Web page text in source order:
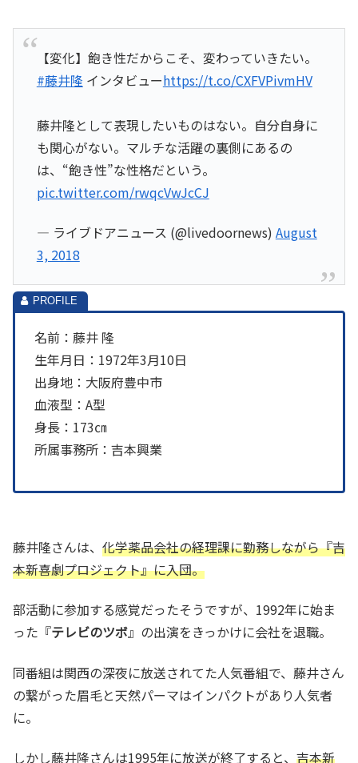
【変化】飽き性だからこそ、変わっていきたい。
#藤井隆 インタビューhttps://t.co/CXFVPivmHV
藤井隆として表現したいものはない。自分自身に
も関心がない。マルチな活躍の裏側にあるの
は、“飽き性”な性格だという。
pic.twitter.com/rwqcVwJcCJ
— ライブドアニュース (@livedoornews) August
3, 2018
名前：藤井 隆
生年月日：1972年3月10日
出身地：大阪府豊中市
血液型：A型
身長：173㎝
所属事務所：吉本興業
藤井隆さんは、 化学薬品会社の経理課に勤務しながら『吉
本新喜劇プロジェクト』に入団。
部活動に参加する感覚だったそうですが、1992年に始ま
った『テレビのツボ』の出演をきっかけに会社を退職。
同番組は関西の深夜に放送されてた人気番組で、藤井さん
の繋がった眉毛と天然パーマはインパクトがあり人気者
に。
しかし藤井隆さんは1995年に放送が終了すると、 吉本新